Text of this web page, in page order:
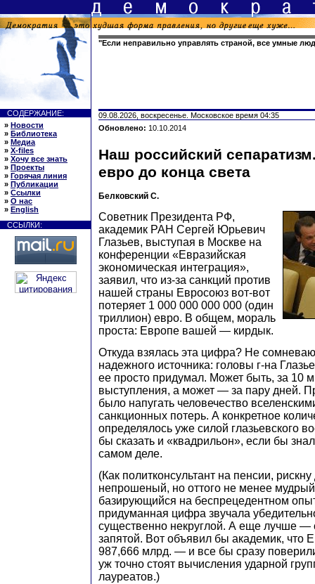
"Если неправильно управлять страной, все умные
СОДЕРЖАНИЕ:
» Новости
» Библиотека
» Медиа
» X-files
» Хочу все знать
» Проекты
» Горячая линия
» Публикации
» Ссылки
» О нас
» English
ССЫЛКИ:
09.08.2026, воскресенье. Московское время 04:35
Обновлено: 10.10.2014
Наш российский
евро до конца света
Белковский С.
Советник Президента РФ,
академик РАН Сергей Юрьевич
Глазьев, выступая в Москве на
конференции «Евразийская
экономическая интеграция»,
заявил, что из-за санкций против
нашей страны Евросоюз вот-вот
потеряет 1 000 000 000 000 (один
триллион) евро. В общем, мораль
проста: Европе вашей — кирдык.
Откуда взялась эта цифра? Не
надежного источника: головы г-на
ее просто придумал. Может быть, за 10
выступления, а может — за пару дней.
было напугать человечество
санкционных потерь. А конкретное
определялось уже силой глазьевского
бы сказать и «квадрильон», если бы
самом деле.
(Как политконсультант на пенсии,
непрошеный, но оттого не менее мудрый
базирующийся на беспрецедентном
придуманная цифра звучала
существенно некруглой. А еще лучше —
запятой. Вот объявил бы академик, что
987,666 млрд. — и все бы сразу
уж точно стоят вычисления ударной
лауреатов.)